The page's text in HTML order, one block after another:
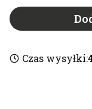
Czas wysyłki: